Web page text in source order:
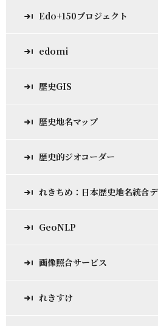
Edo+150プロジェクト
edomi
歴史GIS
歴史地名マップ
歴史的ジオコーダー
れきちめ：日本歴史地名統合
GeoNLP
画像照合サービス
れきすけ